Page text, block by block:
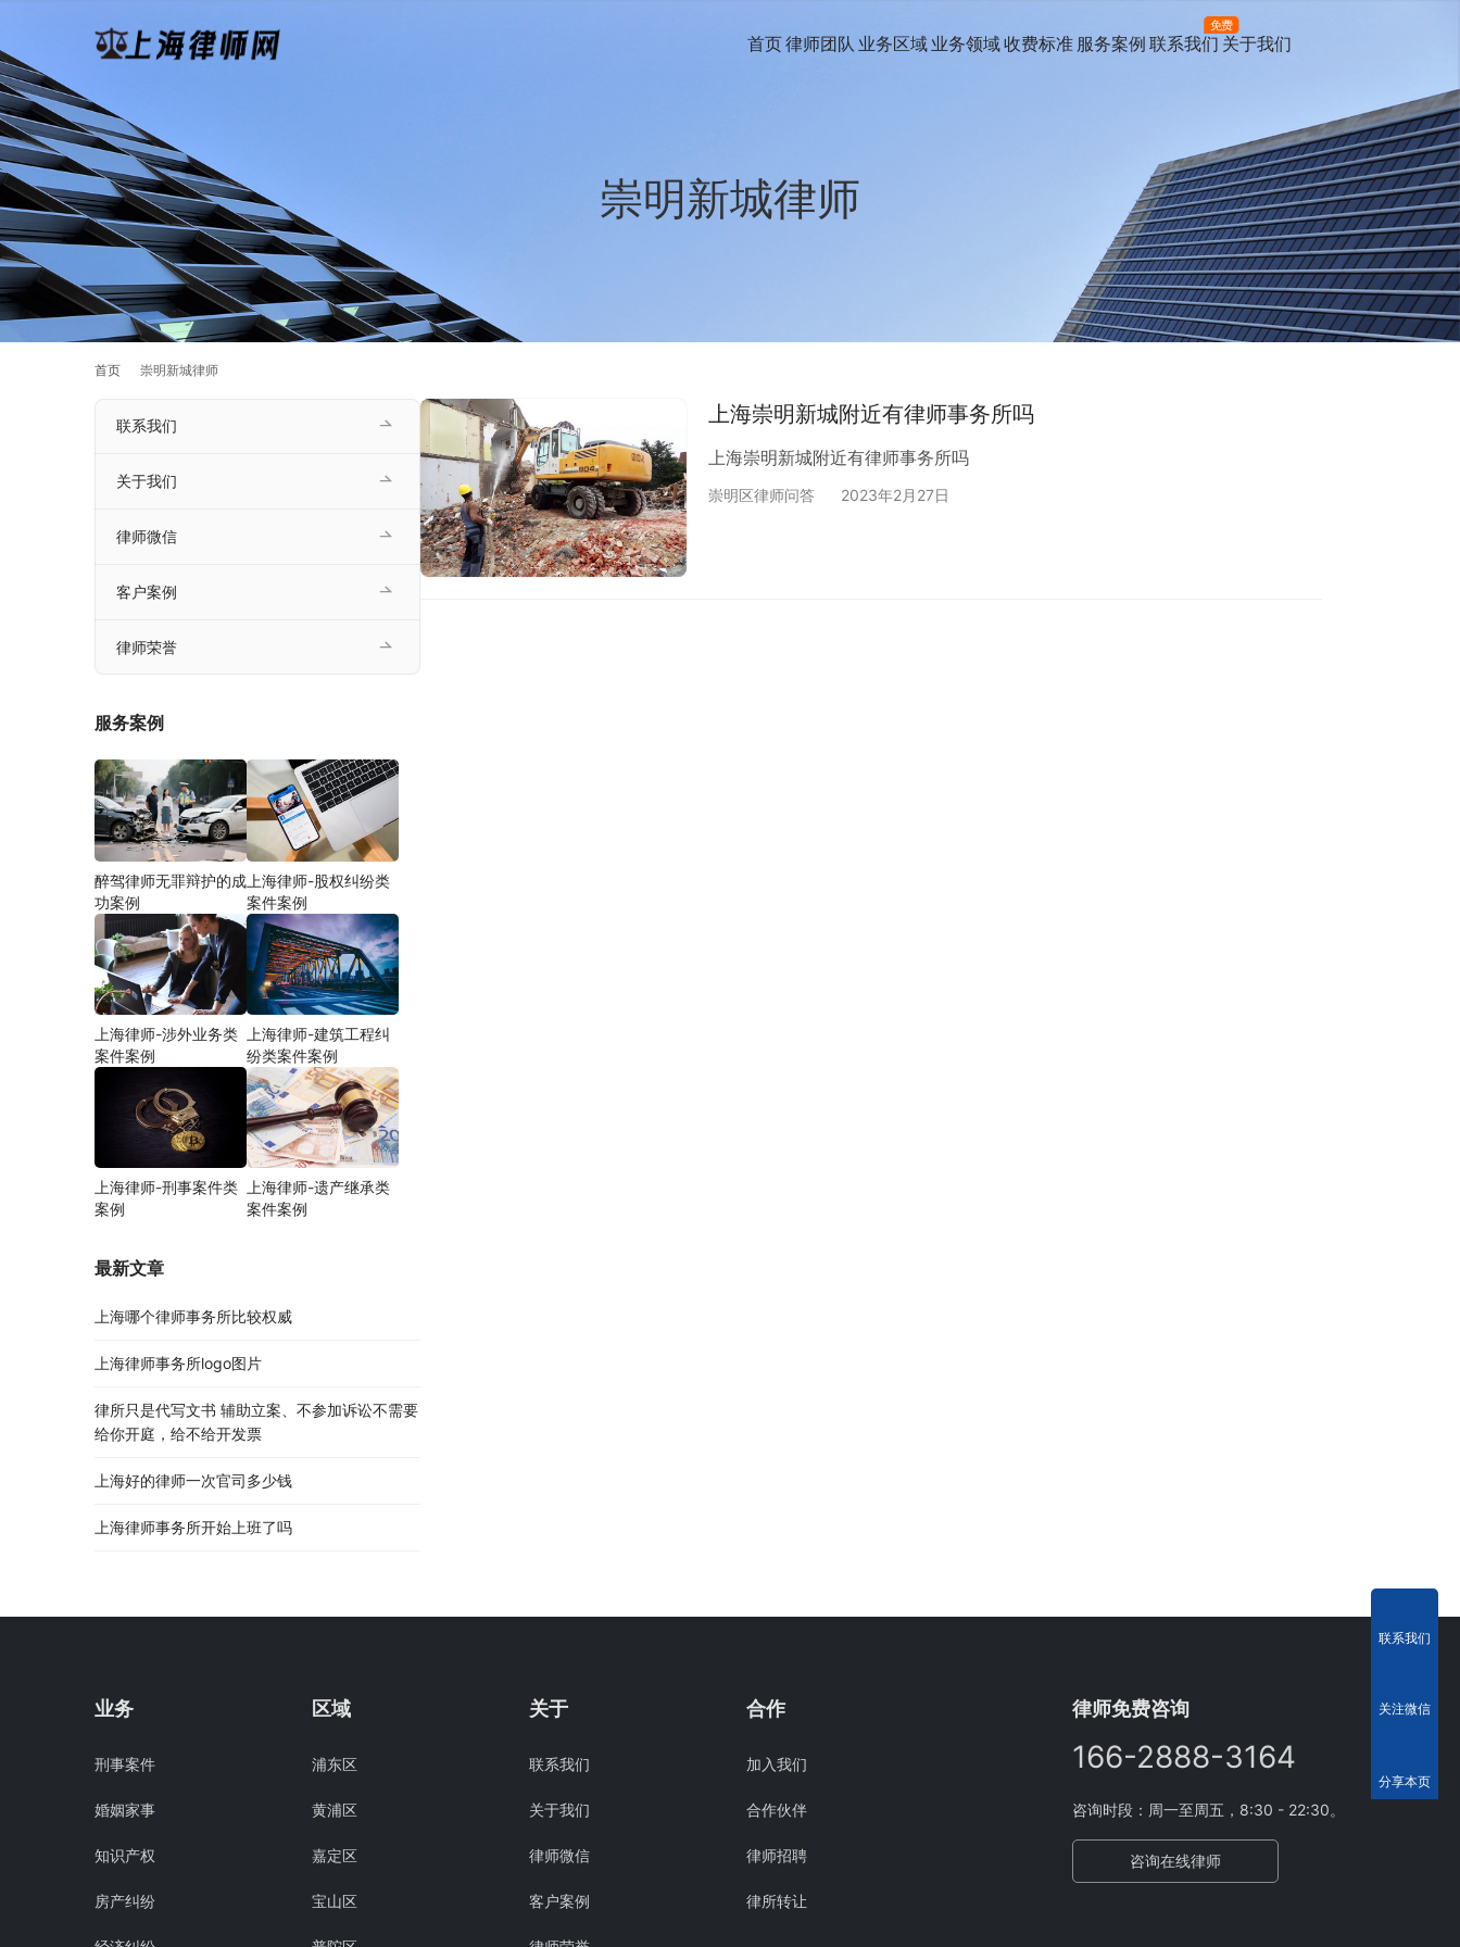
首页律师团队 业务区域 业务领域收费标准 服务案例 联系我们
免费
关于我们
崇明新城律师
首页 崇明新城律师
上海崇明新城附近有律师事务所吗
上海崇明新城附近有律师事务所吗
崇明区律师问答 2023年2月27日
联系我们
关于我们
律师微信
客户案例
律师荣誉
服务案例
醉驾律师无罪辩护的成
功案例
上海律师-股权纠纷类
案件案例
上海律师-涉外业务类
案件案例
上海律师-建筑工程纠
纷类案件案例
上海律师-刑事案件类
案例
上海律师-遗产继承类
案件案例
最新文章
上海哪个律师事务所比较权威
上海律师事务所logo图片
律所只是代写文书 辅助立案、不参加诉讼不需要
给你开庭，给不给开发票
上海好的律师一次官司多少钱
上海律师事务所开始上班了吗
业务
刑事案件
婚姻家事
知识产权
房产纠纷
区域
浦东区
黄浦区
嘉定区
宝山区
关于
联系我们
关于我们
律师微信
客户案例
合作
加入我们
合作伙伴
律师招聘
律所转让
律师免费咨询
166-2888-3164
咨询时段：周一至周五，8:30 - 22:30。
咨询在线律师
联系我们
关注微信
分享本页